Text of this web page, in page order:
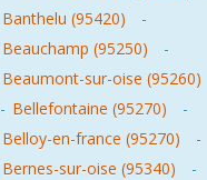
Banthelu (95420)
-
Beauchamp (95250)
-
Beaumont-sur-oise (95260)
- Bellefontaine (95270)
-
Belloy-en-france (95270)
-
Bernes-sur-oise (95340)
-